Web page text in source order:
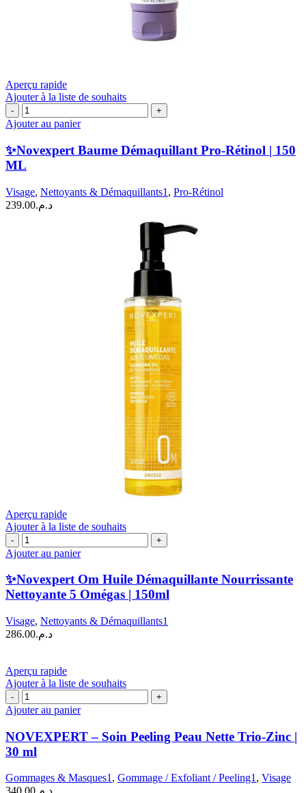
Aperçu rapide
Ajouter à la liste de souhaits
quantité
de
✨Novexpert
Baume
Démaquillant
Pro-
|
150
Ajouter au panier
✨Novexpert Baume Démaquillant Pro-Rétinol | 150
ML
Visage, Nettoyants & Démaquillants1 , Pro-Rétinol
د.م.239.00
Aperçu rapide
Ajouter à la liste de souhaits
quantité
de
✨Novexpert
Om
Huile
Démaquillante
Nettoyante
5
150ml
Ajouter au panier
✨Novexpert Om Huile Démaquillante Nourrissante
Nettoyante 5 Omégas | 150ml
Visage, Nettoyants & Démaquillants1
د.م.286.00
Aperçu rapide
Ajouter à la liste de souhaits
quantité
de
NOVEXPERT
–
Soin
Peeling
Nette
Ajouter au panier
NOVEXPERT – Soin Peeling Peau Nette Trio-Zinc |
30 ml
Gommages & Masques1 , Gommage / Exfoliant / Peeling1 , Visage